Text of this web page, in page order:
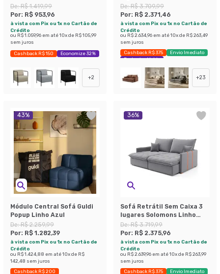
De:R$ 1.419,99
Por: R$ 953,96
à vista com Pix ou 1x no Cartão de
Crédito
ou R$ 1.059,96 em até10x de R$ 105,99
sem juros
Cashback R$ 150 Economize 32%
+2
180 cm
De:R$ 3.709,99
Por: R$ 2.371,46
à vista com Pix ou 1x no Cartão de
Crédito
ou R$ 2.634,96 em até10x de R$ 263,49
sem juros
Cashback R$ 375
Envio Imediato
Exclusivo Mobly
+23
43%
Módulo Central Sofá Guldi
Popup Linho Azul
De:R$ 2.259,99
Por: R$ 1.282,39
à vista com Pix ou 1x no Cartão de
Crédito
ou R$ 1.424,88 em até10x de R$
142,48 sem juros
Cashback R$ 200
36%
Sofá Retrátil Sem Caixa 3
lugares Solomons Linho
Cinza 180 cm
De:R$ 3.719,99
Por: R$ 2.375,96
à vista com Pix ou 1x no Cartão de
Crédito
ou R$ 2.639,96 em até10x de R$ 263,99
sem juros
Cashback R$ 375
Envio Imediato